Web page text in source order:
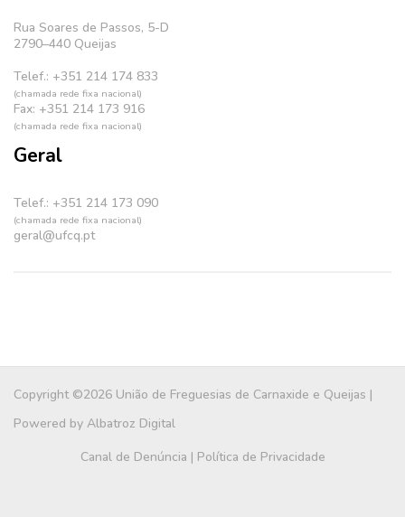
Rua Soares de Passos, 5-D
2790–440 Queijas
Telef.: +351 214 174 833
(chamada rede fixa nacional)
Fax: +351 214 173 916
(chamada rede fixa nacional)
Geral
Telef.: +351 214 173 090
(chamada rede fixa nacional)
geral@ufcq.pt
Copyright ©2026 União de Freguesias de Carnaxide e Queijas |
Powered by Albatroz Digital
Canal de Denúncia | Política de Privacidade